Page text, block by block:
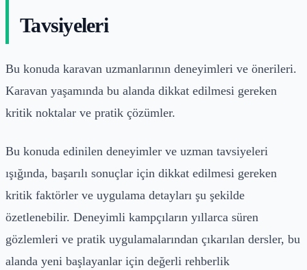
Tavsiyeleri
Bu konuda karavan uzmanlarının deneyimleri ve önerileri.
Karavan yaşamında bu alanda dikkat edilmesi gereken
kritik noktalar ve pratik çözümler.
Bu konuda edinilen deneyimler ve uzman tavsiyeleri
ışığında, başarılı sonuçlar için dikkat edilmesi gereken
kritik faktörler ve uygulama detayları şu şekilde
özetlenebilir. Deneyimli kampçıların yıllarca süren
gözlemleri ve pratik uygulamalarından çıkarılan dersler, bu
alanda yeni başlayanlar için değerli rehberlik